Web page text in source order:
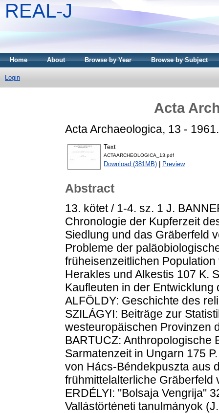
REAL-J
Home About Browse by Year Browse by Subject
Login
Acta
Acta Archaeologica, 13 - 1961.
Text
ACTAARCHEOLOGICA_13.pdf
Download (381MB) Preview
Abstract
13. kötet / 1-4. sz. 1 J.
Chronologie der Kupferzeit
Siedlung und das Gräberfeld
Probleme der
früheisenzeitlichen
Herakles und Alkestis 107 K.
Kaufleuten in der Entwicklung
ALFÖLDY: Geschichte des
SZILÁGYI: Beiträge zur
westeuropäischen Provinzen
BARTUCZ: Anthropologische
Sarmatenzeit in Ungarn 175
von Hács-Béndekpuszta aus
frühmittelalterliche
ERDÉLYI: "Bolsaja Vengrija"
Vallástörténeti tanulmányok